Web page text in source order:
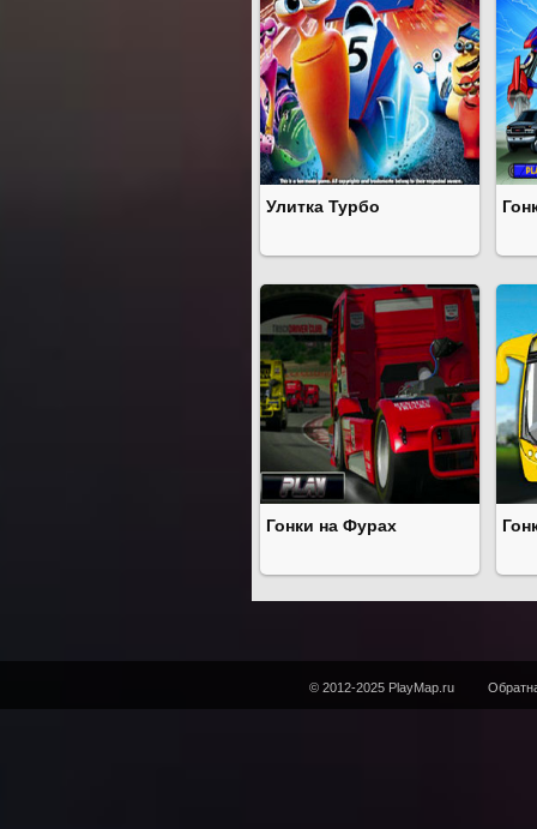
Улитка Турбо
Гонки на Фурах
© 2012-2025 PlayMap.ru